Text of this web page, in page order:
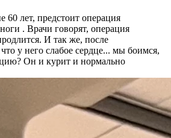
лет, предстоит операция
. Врачи говорят, операция
И так же, после
у него слабое сердце... мы боимся,
Он и курит и нормально